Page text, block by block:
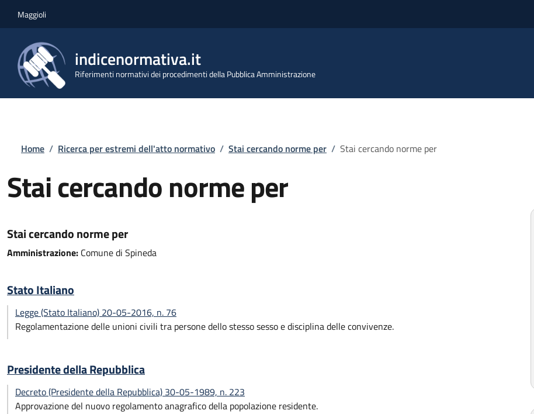
Maggioli
indicenormativa.it
Riferimenti normativi dei procedimenti della Pubblica Amministrazione
Briciole di pane
Home / Ricerca per estremi dell'atto normativo / Stai cercando norme per / Stai cercando norme per
Stai cercando norme per
Stai cercando norme per
Amministrazione: Comune di Spineda
Stato Italiano
Legge (Stato Italiano) 20-05-2016, n. 76
Regolamentazione delle unioni civili tra persone dello stesso sesso e disciplina delle convivenze.
Presidente della Repubblica
Decreto (Presidente della Repubblica) 30-05-1989, n. 223
Approvazione del nuovo regolamento anagrafico della popolazione residente.